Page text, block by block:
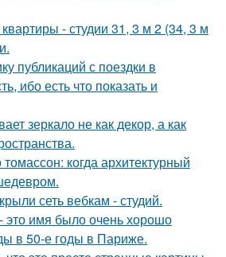
- студии 31, 3 м 2 (34, 3 м
публикаций с поездки в
ибо есть что показать и
зеркало не как декор, а как
томассон: когда архитектурный
сеть вебкам - студий.
это имя было очень хорошо
в 50-е годы в Париже.